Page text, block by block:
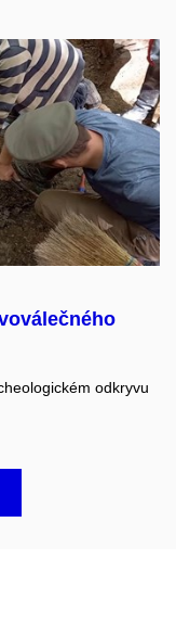
odkryvu